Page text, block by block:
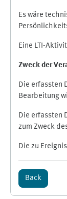
Es wäre
Eine LTI-
Zweck der
Die erfassten
Bearbeitung
Die erfassten
zum Zweck
Die zu
Back